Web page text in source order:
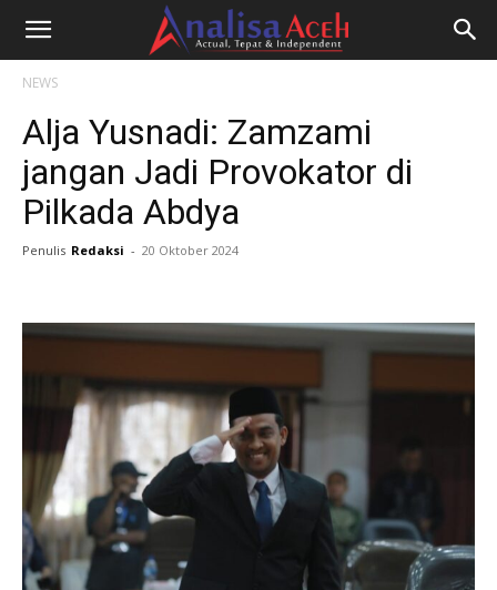
NEWS
Alja Yusnadi: Zamzami
jangan Jadi Provokator di
Pilkada Abdya
Penulis Redaksi - 20 Oktober 2024